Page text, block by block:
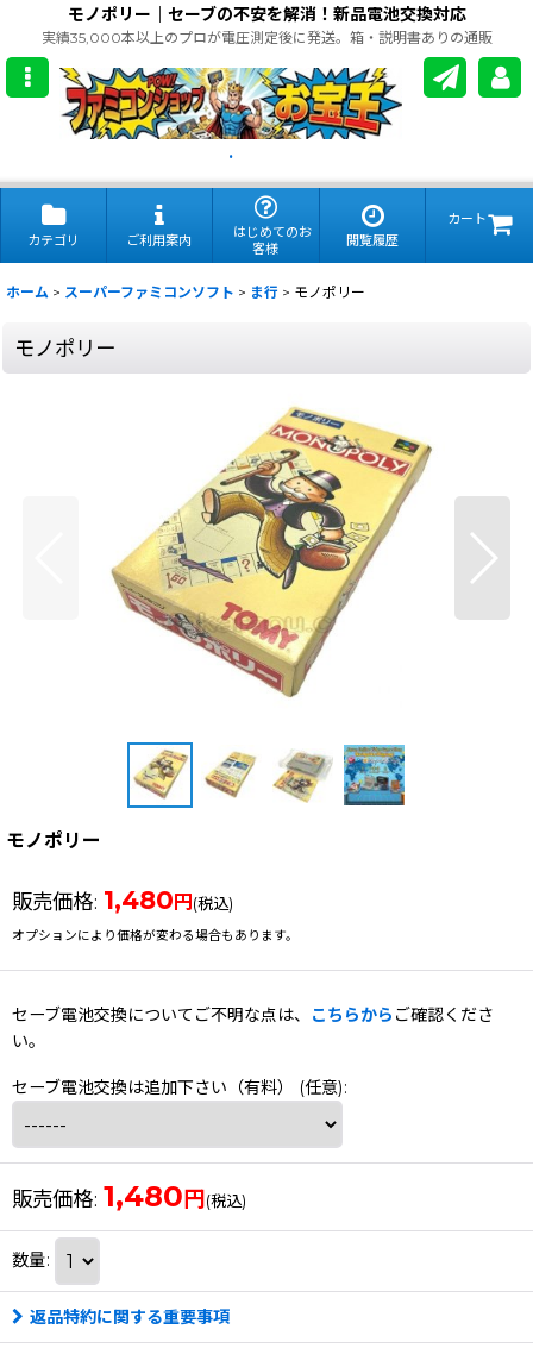
モノポリー｜セーブの不安を解消！新品電池交換対応
実績35,000本以上のプロが電圧測定後に発送。箱・説明書ありの通販
.
カテゴリ ご利用案内
はじめてのお
客様
閲覧履歴
カート
ホーム > スーパーファミコンソフト > ま行 > モノポリー
モノポリー
モノポリー
販売価格: 1,480 円 (税込)
オプションにより価格が変わる場合もあります。
セーブ電池交換についてご不明な点は、 こちらから ご確認くださ
い。
セーブ電池交換は追加下さい（有料） (任意):
販売価格: 1,480円(税込)
数量:
返品特約に関する重要事項